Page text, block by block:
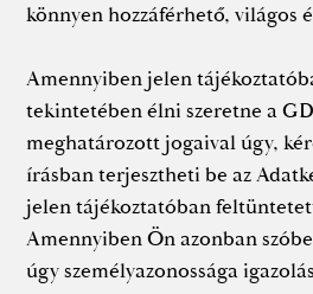
könnyen hozzáférhető, világos
Amennyiben jelen
tekintetében élni szeretne a
meghatározott jogaival úgy,
írásban terjesztheti be az
jelen tájékoztatóban
Amennyiben Ön azonban
úgy személyazonossága